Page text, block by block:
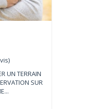
UN TERRAIN
SUR